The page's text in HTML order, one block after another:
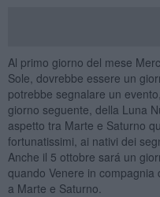
Al primo giorno del mese
Sole, dovrebbe essere un
potrebbe segnalare un
giorno seguente, della Luna
aspetto tra Marte e Saturno
fortunatissimi, ai nativi dei
Anche il 5 ottobre sará un
quando Venere in
a Marte e Saturno.